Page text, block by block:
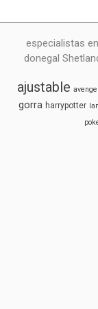
especialistas
donegal
ajustable
gorra harrypotter